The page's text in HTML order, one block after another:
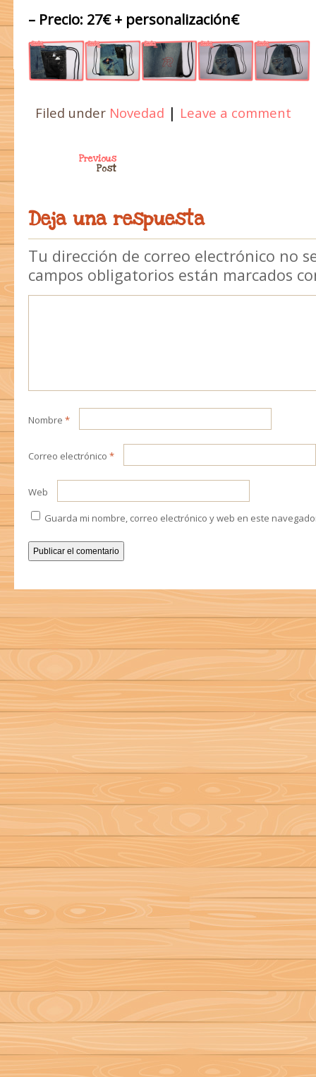
– Precio: 27€ + personalización€
Filed under Novedad | Leave a comment
Previous
Post
Deja una respuesta
Tu dirección de correo electrónico no
campos obligatorios están marcados
Nombre *
Correo electrónico *
Web
Guarda mi nombre, correo electrónico y web en este